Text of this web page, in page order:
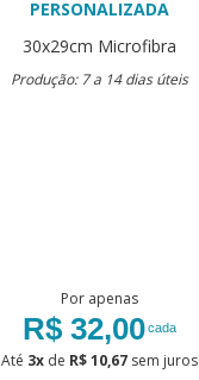
PERSONALIZADA
30x29cm Microfibra
Produção: 7 a 14 dias úteis
Por apenas
R$ 32,00cada
Até 3xde R$ 10,67sem juros